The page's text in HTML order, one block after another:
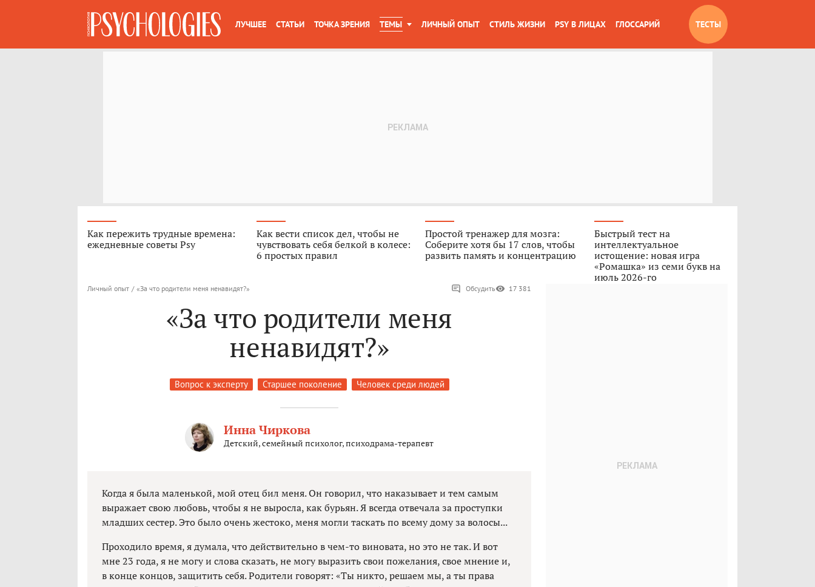
ЛУЧШЕЕ СТАТЬИ ТОЧКА ЗРЕНИЯ ТЕМЫ ЛИЧНЫЙ ОПЫТ СТИЛЬ ЖИЗНИ PSY В ЛИЦАХ ГЛОССАРИЙ ТЕСТЫ
Как пережить трудные времена:
ежедневные советы Psy
Как вести список дел, чтобы не
чувствовать себя белкой в колесе:
6 простых правил
Простой тренажер для мозга:
Соберите хотя бы 17 слов, чтобы
развить память и концентрацию
Быстрый тест на
интеллектуальное
истощение: новая игра
«Ромашка» из семи букв на
июль 2026-го
Личный опыт / «За что родители меня ненавидят?» Обсудить 17 381
«За что родители меня
ненавидят?»
Вопрос к эксперту Старшее поколение Человек среди людей
Инна Чиркова
Детский, семейный психолог, психодрама-терапевт
Когда я была маленькой, мой отец бил меня. Он говорил, что наказывает и тем самым
выражает свою любовь, чтобы я не выросла, как бурьян. Я всегда отвечала за проступки
младших сестер. Это было очень жестоко, меня могли таскать по всему дому за волосы...
Проходило время, я думала, что действительно в чем-то виновата, но это не так. И вот
мне 23 года, я не могу и слова сказать, не могу выразить свои пожелания, свое мнение и,
в конце концов, защитить себя. Родители говорят: «Ты никто, решаем мы, а ты права